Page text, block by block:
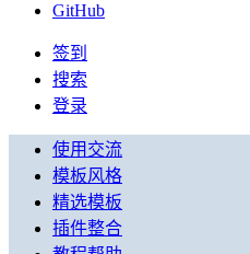
GitHub
签到
搜索
登录
使用交流
模板风格
精选模板
插件整合